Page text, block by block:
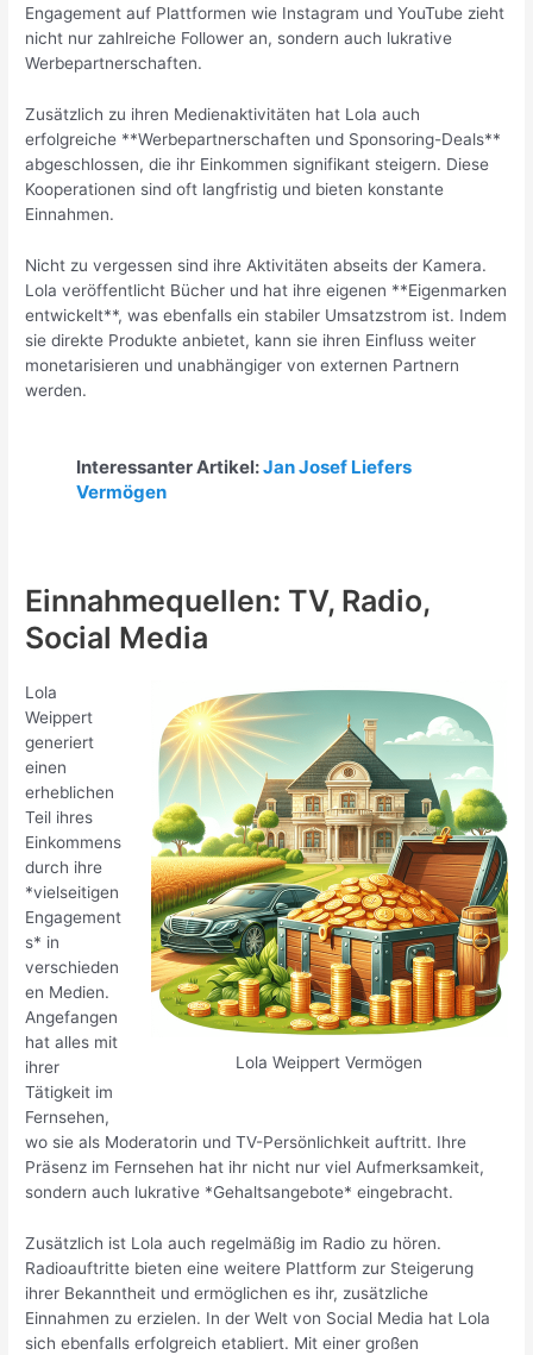
Engagement auf Plattformen wie Instagram und YouTube zieht
nicht nur zahlreiche Follower an, sondern auch lukrative
Werbepartnerschaften.
Zusätzlich zu ihren Medienaktivitäten hat Lola auch
erfolgreiche **Werbepartnerschaften und Sponsoring-Deals**
abgeschlossen, die ihr Einkommen signifikant steigern. Diese
Kooperationen sind oft langfristig und bieten konstante
Einnahmen.
Nicht zu vergessen sind ihre Aktivitäten abseits der Kamera.
Lola veröffentlicht Bücher und hat ihre eigenen **Eigenmarken
entwickelt**, was ebenfalls ein stabiler Umsatzstrom ist. Indem
sie direkte Produkte anbietet, kann sie ihren Einfluss weiter
monetarisieren und unabhängiger von externen Partnern
werden.
Interessanter Artikel:Jan Josef Liefers
Vermögen
Einnahmequellen: TV, Radio,
Social Media
Lola Weippert Vermögen
Lola
Weippert
generiert
einen
erheblichen
Teil ihres
Einkommens
durch ihre
*vielseitigen
Engagement
s* in
verschieden
en Medien.
Angefangen
hat alles mit
ihrer
Tätigkeit im
Fernsehen,
wo sie als Moderatorin und TV-Persönlichkeit auftritt. Ihre
Präsenz im Fernsehen hat ihr nicht nur viel Aufmerksamkeit,
sondern auch lukrative *Gehaltsangebote* eingebracht.
Zusätzlich ist Lola auch regelmäßig im Radio zu hören.
Radioauftritte bieten eine weitere Plattform zur Steigerung
ihrer Bekanntheit und ermöglichen es ihr, zusätzliche
Einnahmen zu erzielen. In der Welt von Social Media hat Lola
sich ebenfalls erfolgreich etabliert. Mit einer großen